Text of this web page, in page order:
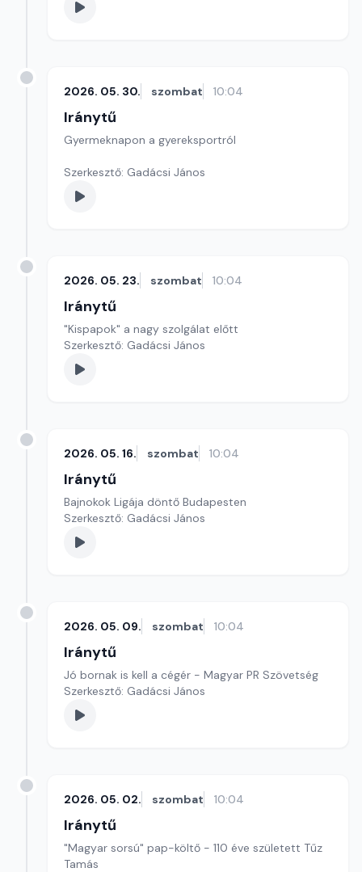
2026. 05. 30. szombat 10:04
Iránytű
Gyermeknapon a gyereksportról
Szerkesztő: Gadácsi János
2026. 05. 23. szombat 10:04
Iránytű
"Kispapok" a nagy szolgálat előtt
Szerkesztő: Gadácsi János
2026. 05. 16. szombat 10:04
Iránytű
Bajnokok Ligája döntő Budapesten
Szerkesztő: Gadácsi János
2026. 05. 09. szombat 10:04
Iránytű
Jó bornak is kell a cégér - Magyar PR Szövetség
Szerkesztő: Gadácsi János
2026. 05. 02. szombat 10:04
Iránytű
"Magyar sorsú" pap-költő - 110 éve született Tűz
Tamás